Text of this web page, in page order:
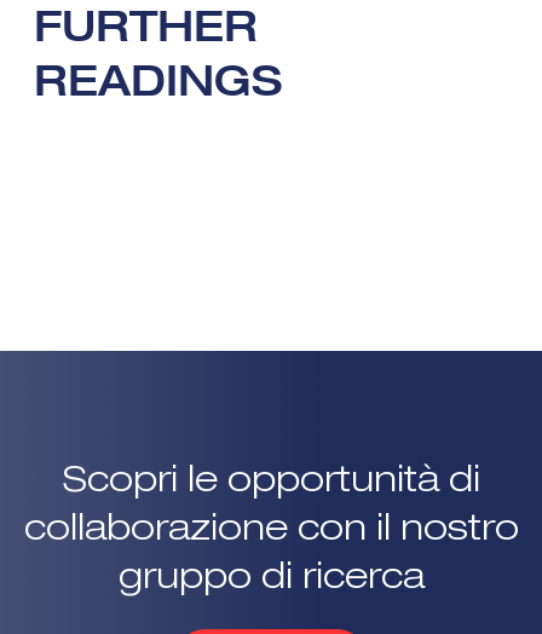
FURTHER
READINGS
Scopri le opportunità di
collaborazione con il nostro
gruppo di ricerca